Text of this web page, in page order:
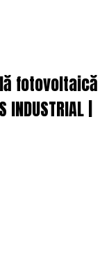
fotovoltaică
|